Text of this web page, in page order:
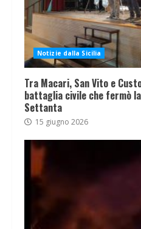
Notizie dalla Sicilia
Tra Macari, San Vito e
battaglia civile che fermò
Settanta
15 giugno 2026